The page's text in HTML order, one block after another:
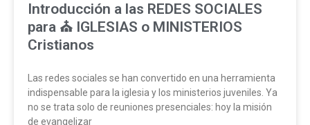
Introducción a las REDES SOCIALES
para ⛪ IGLESIAS o MINISTERIOS
Cristianos
Las redes sociales se han convertido en una herramienta
indispensable para la iglesia y los ministerios juveniles. Ya
no se trata solo de reuniones presenciales: hoy la misión
de evangelizar